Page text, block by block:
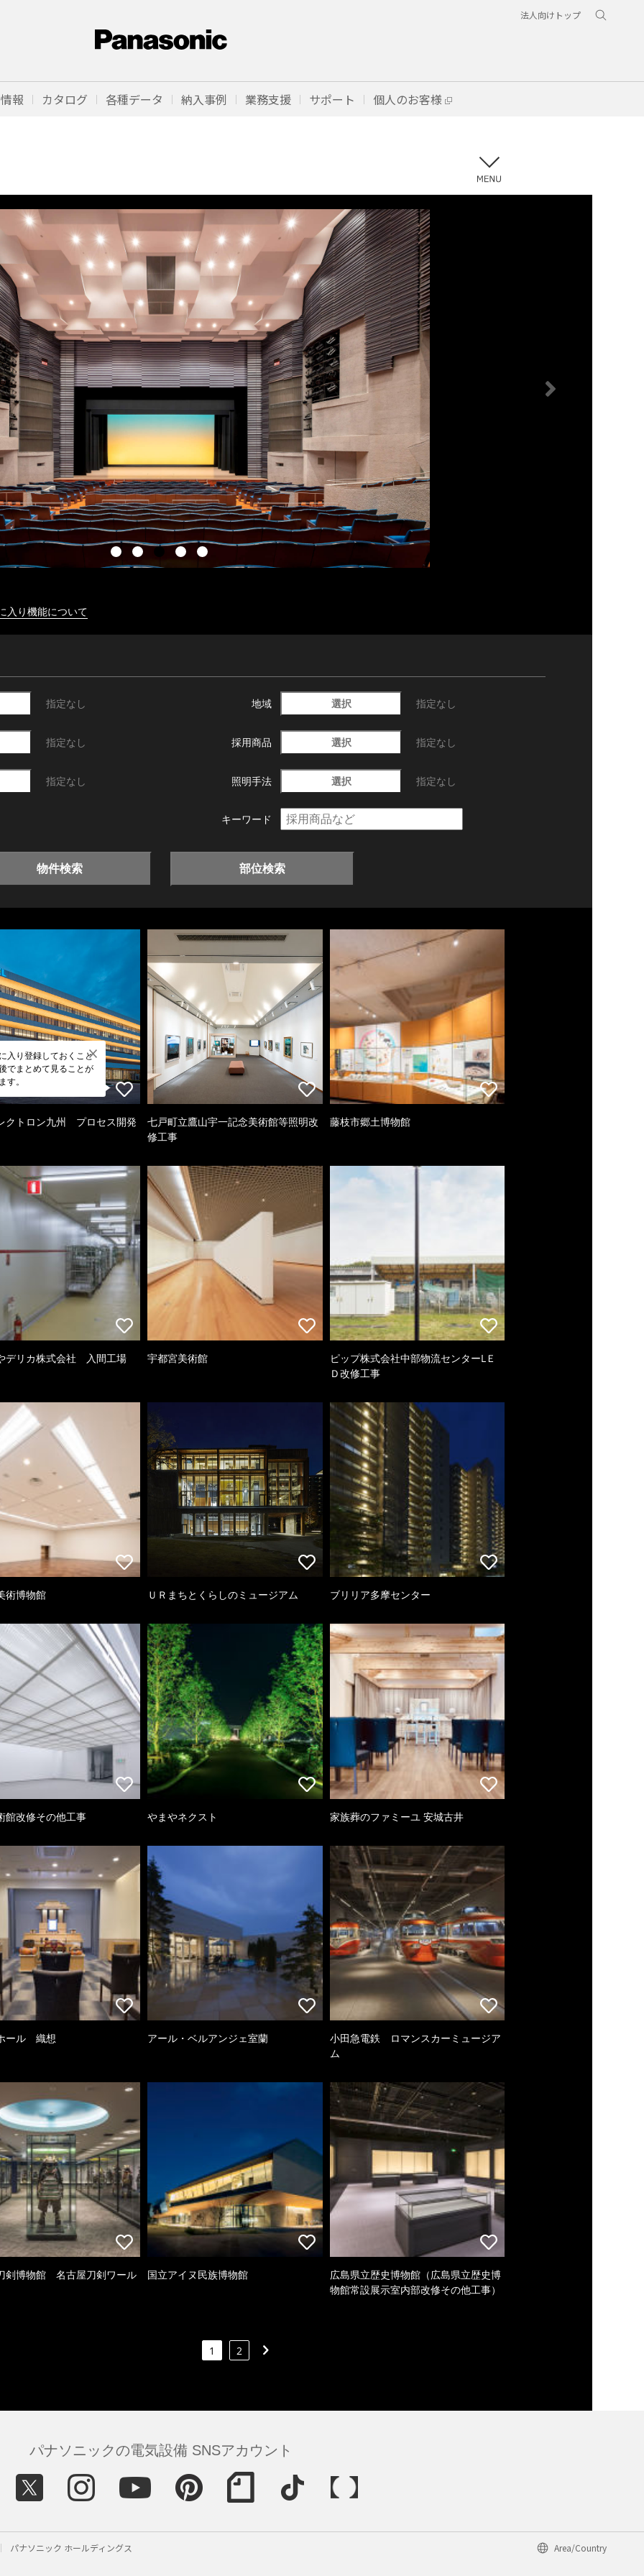
法人向けトップ
報 カタログ 各種データ 納入事例 業務支援 サポート 個人のお客様
入り機能について
指定なし 地域 選択 指定なし
指定なし 採用商品 選択 指定なし
指定なし 照明手法 選択 指定なし
キーワード
物件検索 部位検索
入り登録しておくこと
でまとめて見ることが
す。
クトロン九州 プロセス開発
七戸町立鷹山宇一記念美術館等照明改
修工事
藤枝市郷土博物館
デリカ株式会社 入間工場 宇都宮美術館
ピップ株式会社中部物流センターLＥ
Ｄ改修工事
術博物館 ＵＲまちとくらしのミュージアム ブリリア多摩センター
館改修その他工事 やまやネクスト 家族葬のファミーユ 安城古井
ール 織想 アール・ベルアンジェ室蘭
小田急電鉄 ロマンスカーミュージア
ム
剣博物館 名古屋刀剣ワール 国立アイヌ民族博物館
広島県立歴史博物館（広島県立歴史博
物館常設展示室内部改修その他工事）
1 2
パナソニックの電気設備 SNSアカウント
パナソニック ホールディングス Area/Country